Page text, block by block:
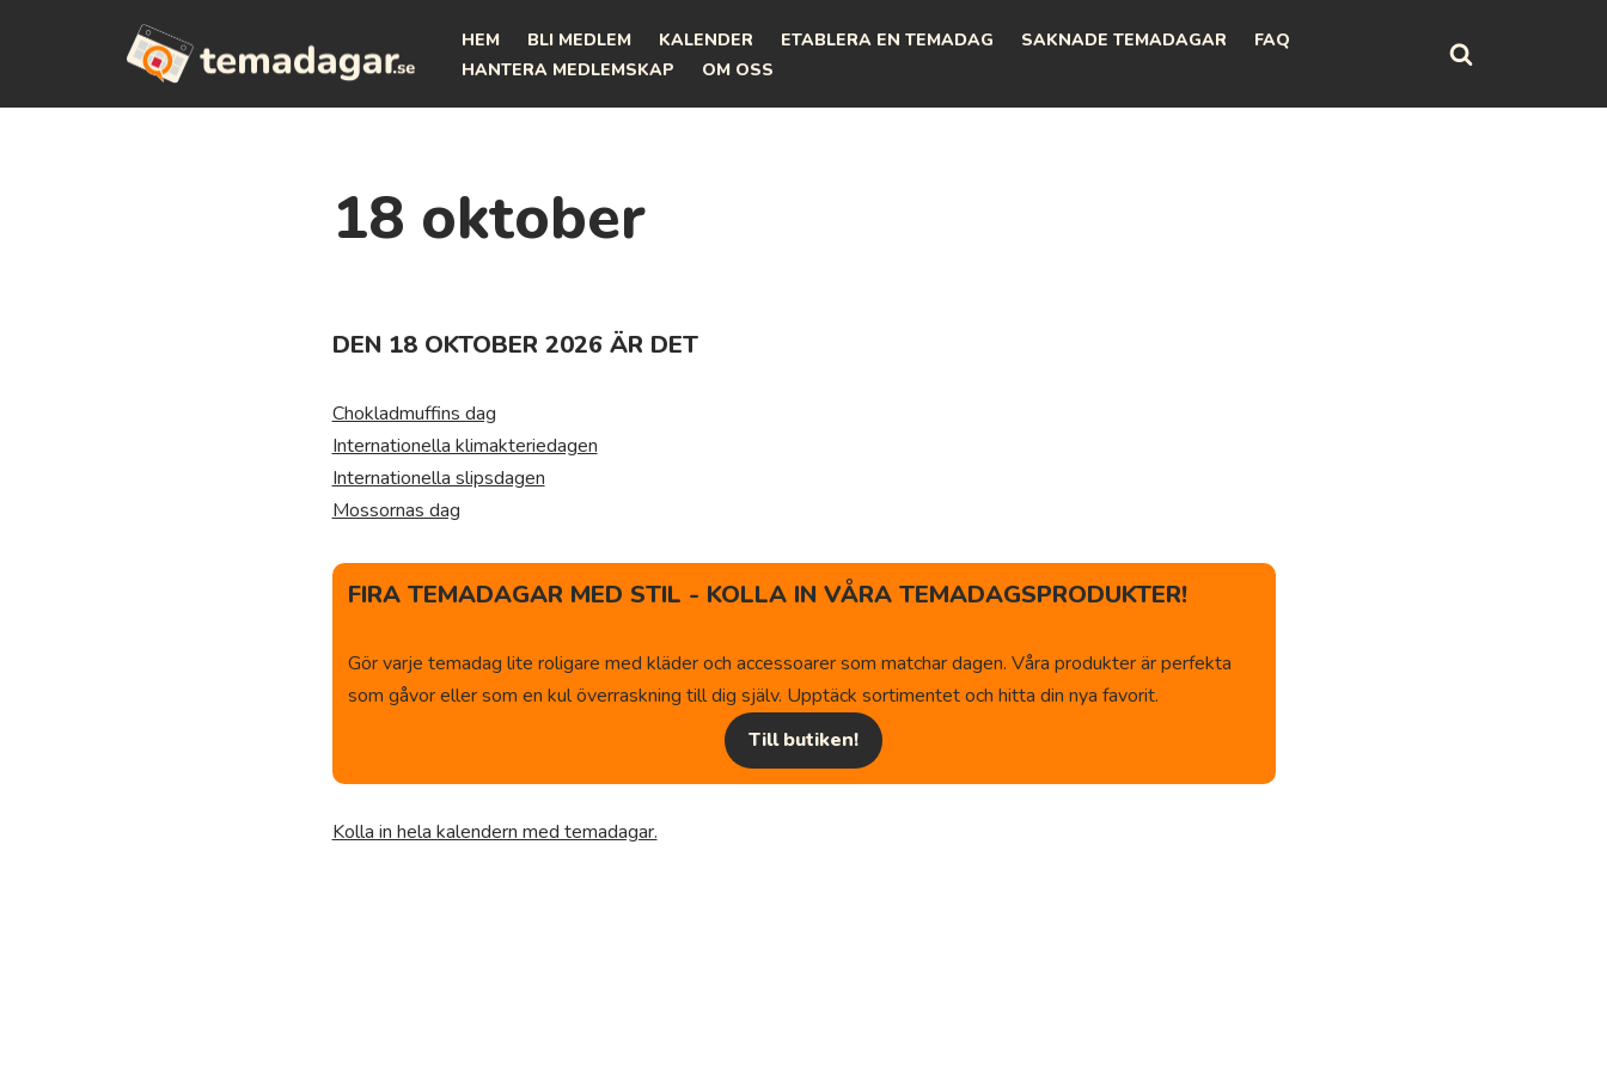
HEM BLI MEDLEM KALENDER ETABLERA EN TEMADAG SAKNADE TEMADAGAR
FAQ
HANTERA MEDLEMSKAP
OM OSS
18 oktober
DEN 18 OKTOBER 2026 ÄR DET
Chokladmuffins dag
Internationella klimakteriedagen
Internationella slipsdagen
Mossornas dag
FIRA TEMADAGAR MED STIL - KOLLA IN VÅRA TEMADAGSPRODUKTER!
Gör varje temadag lite roligare med kläder och accessoarer som matchar dagen. Våra produkter är perfekta
som gåvor eller som en kul överraskning till dig själv. Upptäck sortimentet och hitta din nya favorit.
Till butiken!
Kolla in hela kalendern med temadagar.